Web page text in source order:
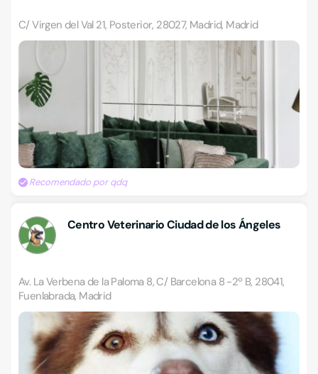
C/ Virgen del Val 21, Posterior, 28027, Madrid, Madrid
Recomendado por qdq
Centro Veterinario Ciudad de los Ángeles
Av. La Verbena de la Paloma 8, C/ Barcelona 8 -2º B, 28041,
Fuenlabrada, Madrid